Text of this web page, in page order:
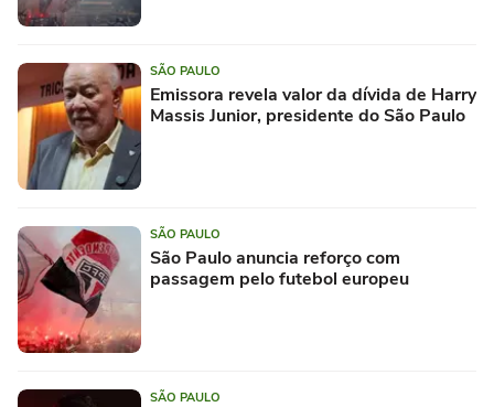
SÃO PAULO
Emissora revela valor da dívida de Harry
Massis Junior, presidente do São Paulo
SÃO PAULO
São Paulo anuncia reforço com
passagem pelo futebol europeu
SÃO PAULO